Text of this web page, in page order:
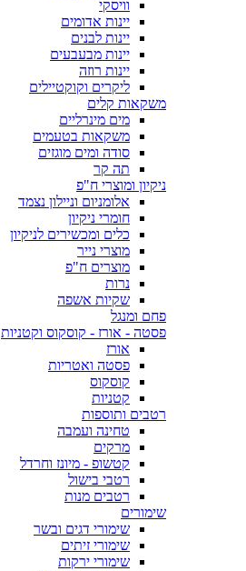
וויסקי
יינות אדומים
יינות לבנים
יינות מבעבעים
יינות רוזה
ליקרים וקוקטיילים
משקאות קלים
מים מינרליים
משקאות בטעמים
סודה ומים מוגזים
תה קר
ניקיון ומוצרי ח"פ
אלומניום וניילון נצמד
חומרי ניקיון
כלים ומכשירים לניקיון
מוצרי נייר
מוצרים ח"פ
נרות
שקיות אשפה
פחם ומנגל
פסטה - אורז - קוסקוס וקטניות
אורז
פסטה ואטריות
קוסקוס
קטניות
רטבים ותוספות
טחינה ועמבה
מרקים
קטשופ - מיונז וחרדל
רטבי בישול
רטבים מנות
שימורים
שימורי דגים ובשר
שימורי זיתים
שימורי ירקות